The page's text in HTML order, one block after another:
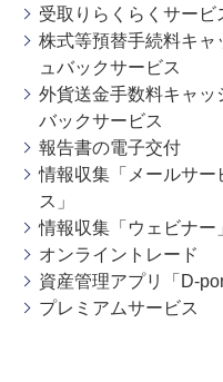
受取りらくらくサービ
株式等預替手続料キャ
ュバックサービス
外貨送金手数料キャッ
バックサービス
報告書の電子交付
情報収集「メールサー
ス」
情報収集「ウェビナー
オンライントレード
資産管理アプリ「D-
プレミアムサービス